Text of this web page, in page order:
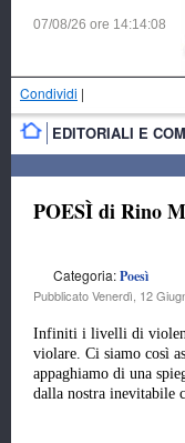
07/08/26 ore 14:14:09
Condividi |
EDITORIALI E
POESÌ di Rino
Categoria:Poesì
Pubblicato Venerdì, 12
Infiniti i livelli di
violare. Ci siamo così
appaghiamo di una
dalla nostra inevitabile